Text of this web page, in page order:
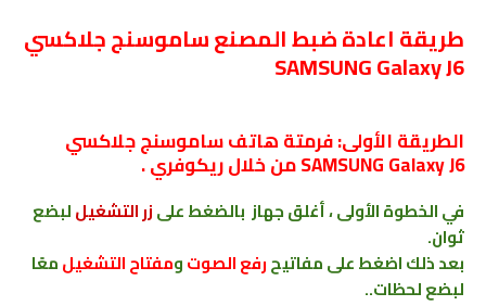
طريقة اعادة ضبط المصنع ﺳﺎﻣﻮﺳﻨﺞ جلاكسي
SAMSUNG Galaxy J6
الطريقة الأولى: فرمتة هاتفﺳﺎﻣﻮﺳﻨﺞ جلاكسي
SAMSUNG Galaxy J6من خلال ريكوفري .
في الخطوة الأولى ، أغلق جهاز بالضغط علىزر التشغيللبضع
ثوان.
بعد ذلك اضغط علىمفاتيحرفع الصوتومفتاح التشغيلمعًا
لبضع لحظات..